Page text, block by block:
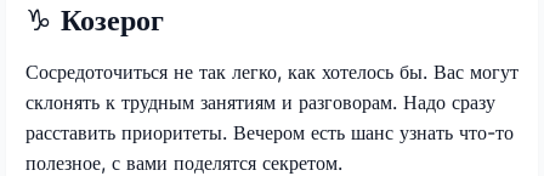
♑ Козерог
Сосредоточиться не так легко, как хотелось бы. Вас могут
склонять к трудным занятиям и разговорам. Надо сразу
расставить приоритеты. Вечером есть шанс узнать что-то
полезное, с вами поделятся секретом.